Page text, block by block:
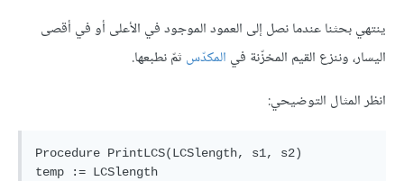
ينتهي بحثنا عندما نصل إلى العمود الموجود في الأعلى أو في أقصى
اليسار، وننزع القيم المخزّنة في المكدّس ثمّ نطبعها.
انظر المثال التوضيحي:
Procedure PrintLCS(LCSlength, s1, s2)
temp := LCSlength